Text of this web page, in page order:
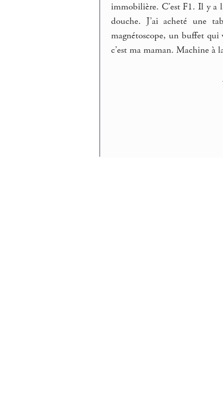
immobilière. C’est F1. Il y a
douche. J’ai acheté une
magnétoscope, un buffet
c’est ma maman. Machine à